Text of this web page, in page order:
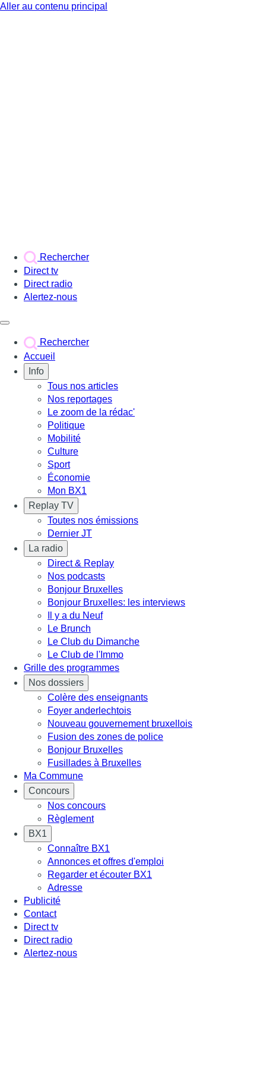
Aller au contenu principal
Rechercher
Direct tv
Direct radio
Alertez-nous
Rechercher
Accueil
Info
Tous nos articles
Nos reportages
Le zoom de la rédac'
Politique
Mobilité
Culture
Sport
Économie
Mon BX1
Replay TV
Toutes nos émissions
Dernier JT
La radio
Direct & Replay
Nos podcasts
Bonjour Bruxelles
Bonjour Bruxelles: les interviews
Il y a du Neuf
Le Brunch
Le Club du Dimanche
Le Club de l'Immo
Grille des programmes
Nos dossiers
Colère des enseignants
Foyer anderlechtois
Nouveau gouvernement bruxellois
Fusion des zones de police
Bonjour Bruxelles
Fusillades à Bruxelles
Ma Commune
Concours
Nos concours
Règlement
BX1
Connaître BX1
Annonces et offres d'emploi
Regarder et écouter BX1
Adresse
Publicité
Contact
Direct tv
Direct radio
Alertez-nous